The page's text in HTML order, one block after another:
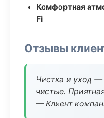
Комфортная
Fi
Отзывы
Чистка и уход
чистые.
— Клиент